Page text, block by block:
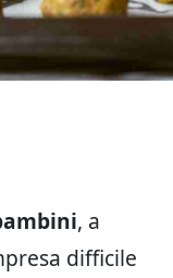
, a
difficile